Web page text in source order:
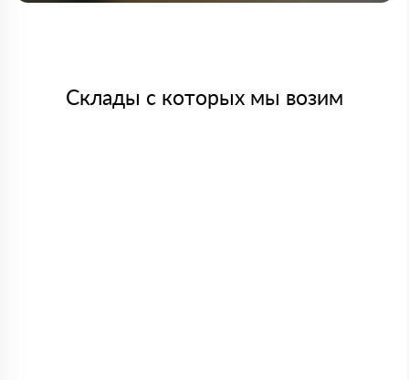
Склады с которых мы возим